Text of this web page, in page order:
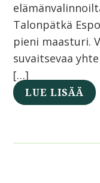
Talonpätkä
pieni maasturi.
suvaitsevaa
[…]
LUE LISÄÄ